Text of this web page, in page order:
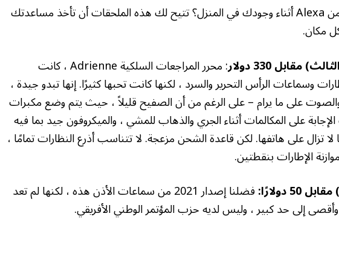
لماذا فقط اطلب المساعدة من Alexa أثناء وجودك في المنزل؟ تتيح لك هذه الملحقات أن تأخذ مساعدتك
مكان.
330 دولار
: محرر المراجعات السلكية Adrienne ، كانت
وسماعات الرأس التحرير والسرد ، لكنها كانت تحبها كثيرًا. إنها تبدو جيدة ،
على ما يرام – على الرغم من أن الصفيح قليلاً ، حيث يتم وضع مكبرات
على المكالمات أثناء الجري والذهاب للمشي ، والميكروفون جيد بما فيه
لا تزال على هاتفها. لكن قاعدة الشحن مزعجة. لا تتناسب أذرع النظارات تمامًا ،
الإطارات بنقطتين.
فضلنا إصدار 2021 من سماعات الأذن هذه ، لكنها لم تعد